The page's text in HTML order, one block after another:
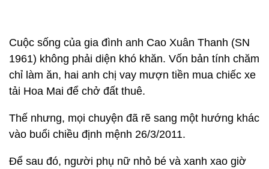
Cuộc sống của gia đình anh Cao Xuân Thanh (SN
1961) không phải diện khó khăn. Vốn bản tính chăm
chỉ làm ăn, hai anh chị vay mượn tiền mua chiếc xe
tải Hoa Mai để chở đất thuê.
Thế nhưng, mọi chuyện đã rẽ sang một hướng khác
vào buổi chiều định mệnh 26/3/2011.
Để sau đó, người phụ nữ nhỏ bé và xanh xao giờ